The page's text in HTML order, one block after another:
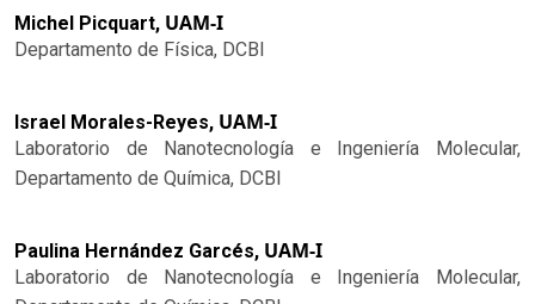
Michel Picquart, UAM-I
Departamento de Física, DCBI
Israel Morales-Reyes, UAM-I
Laboratorio de Nanotecnología e Ingeniería Molecular,
Departamento de Química, DCBI
Paulina Hernández Garcés, UAM-I
Laboratorio de Nanotecnología e Ingeniería Molecular,